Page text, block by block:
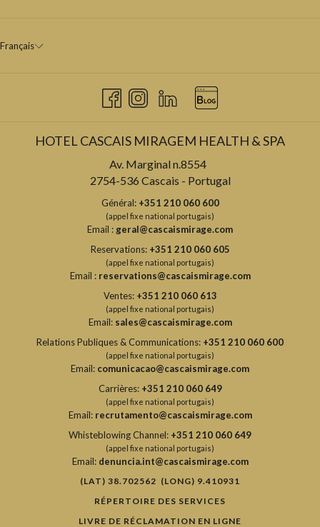
Français
HOTEL CASCAIS MIRAGEM HEALTH & SPA
Av. Marginal n.8554
2754-536 Cascais - Portugal
Général: +351 210 060 600
(appel fixe national portugais)
Email :geral@cascaismirage.com
Reservations: +351 210 060 605
(appel fixe national portugais)
Email : reservations@cascaismirage.com
Ventes: +351 210 060 613
(appel fixe national portugais)
Email: sales@cascaismirage.com
Relations Publiques & Communications: +351 210 060 600
(appel fixe national portugais)
Email: comunicacao@cascaismirage.com
Carrières: +351 210 060 649
(appel fixe national portugais)
Email: recrutamento@cascaismirage.com
Whisteblowing Channel: +351 210 060 649
(appel fixe national portugais)
Email: denuncia.int@cascaismirage.com
(LAT) 38.702562 (LONG) 9.410931
RÉPERTOIRE DES SERVICES
LIVRE DE RÉCLAMATION EN LIGNE